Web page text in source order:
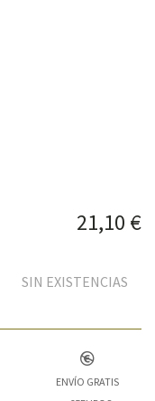
21,10 €
SIN EXISTENCIAS
ENVÍO GRATIS